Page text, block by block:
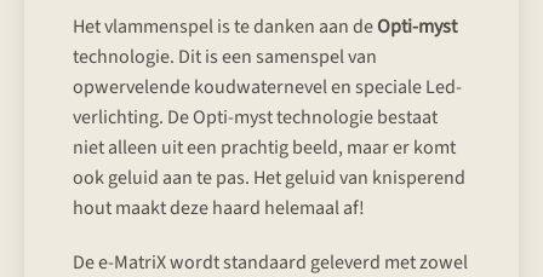
Het vlammenspel is te danken aan deOpti-myst
technologie. Dit is een samenspel van
opwervelende koudwaternevel en speciale Led-
verlichting. De Opti-myst technologie bestaat
niet alleen uit een prachtig beeld, maar er komt
ook geluid aan te pas. Het geluid van knisperend
hout maakt deze haard helemaal af!
De e-MatriX wordt standaard geleverd met zowel